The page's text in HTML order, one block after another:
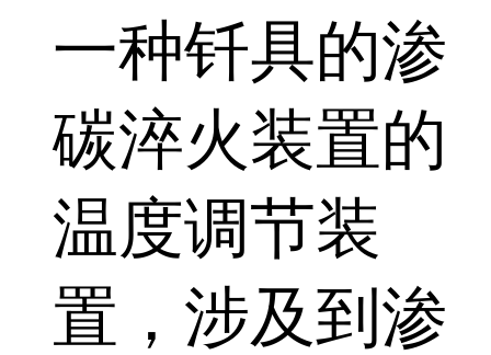
一种钎具的渗
碳淬火装置的
温度调节装
置，涉及到渗